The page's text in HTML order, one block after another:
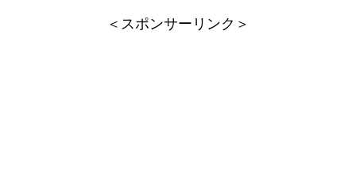
＜スポンサーリンク＞